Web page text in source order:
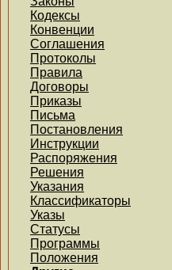
Кодексы
Конвенции
Соглашения
Протоколы
Правила
Договоры
Приказы
Письма
Постановления
Инструкции
Распоряжения
Решения
Указания
Классификаторы
Указы
Статусы
Программы
Положения